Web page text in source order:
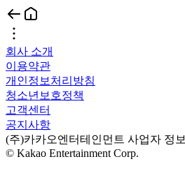
회사 소개
이용약관
개인정보처리방침
청소년보호정책
고객센터
공지사항
(주)카카오엔터테인먼트 사업자 정보
© Kakao Entertainment Corp.